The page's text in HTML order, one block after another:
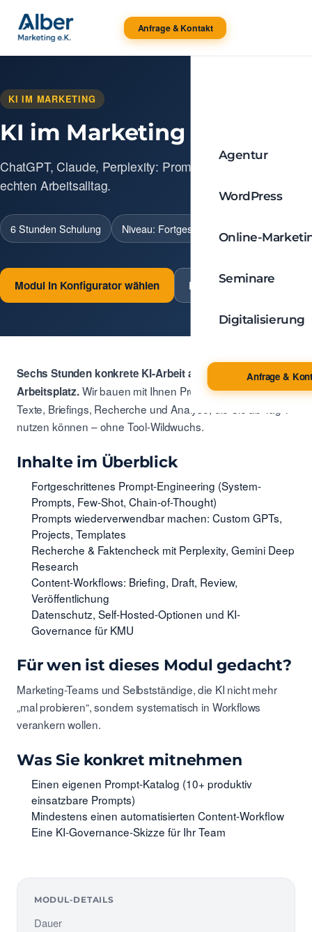
Anfrage & Kontakt
Agentur
WordPress
Online-
Seminare
Digitalisierung
Anfrage &
KI IM MARKETING
KI im Marketing (Praxis)
ChatGPT, Claude, Perplexity: Prompt-Engineering für
echten Arbeitsalltag.
6 Stunden Schulung Niveau: Fortgeschritten
Modul in Konfigurator wählen Direkt anfragen
Sechs Stunden konkrete KI-Arbeit am eigenen
Arbeitsplatz.Wir bauen mit Ihnen Prompt-Workflows für
Texte, Briefings, Recherche und Analyse, die Sie ab Tag 1
nutzen können – ohne Tool-Wildwuchs.
Inhalte im Überblick
Fortgeschrittenes Prompt-Engineering (System-
Prompts, Few-Shot, Chain-of-Thought)
Prompts wiederverwendbar machen: Custom GPTs,
Projects, Templates
Recherche & Faktencheck mit Perplexity, Gemini Deep
Research
Content-Workflows: Briefing, Draft, Review,
Veröffentlichung
Datenschutz, Self-Hosted-Optionen und KI-
Governance für KMU
Für wen ist dieses Modul gedacht?
Marketing-Teams und Selbstständige, die KI nicht mehr
„mal probieren“, sondern systematisch in Workflows
verankern wollen.
Was Sie konkret mitnehmen
Einen eigenen Prompt-Katalog (10+ produktiv
einsatzbare Prompts)
Mindestens einen automatisierten Content-Workflow
Eine KI-Governance-Skizze für Ihr Team
MODUL-DETAILS
Dauer